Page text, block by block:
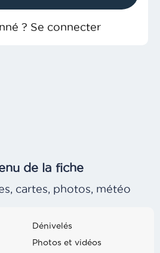
? Se connecter
de la fiche
cartes, photos, météo
Dénivelés
Photos et vidéos